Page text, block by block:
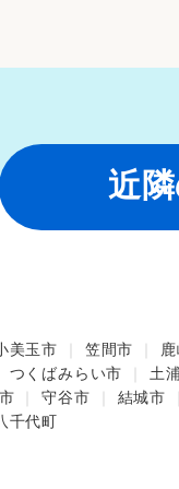
近
美玉市 笠間市
つくばみらい市
土
守谷市 結城市
千代町